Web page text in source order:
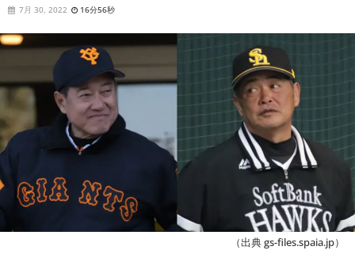
7月 30, 2022 16分56秒
（出典 gs-files.spaia.jp）